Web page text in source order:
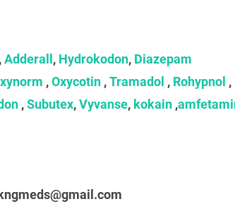
Adderall , Hydrokodon, Diazepam
,Oxycotin,Tramadol , Rohypnol ,
,Subutex,Vyvanse, kokain,
kngmeds@gmail.com